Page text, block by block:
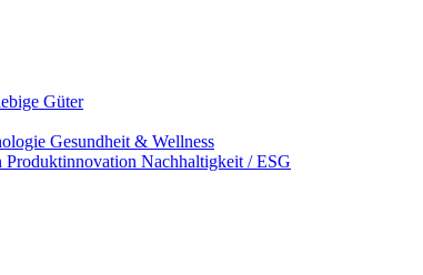
Güter
Gesundheit & Wellness
Produktinnovation Nachhaltigkeit / ESG